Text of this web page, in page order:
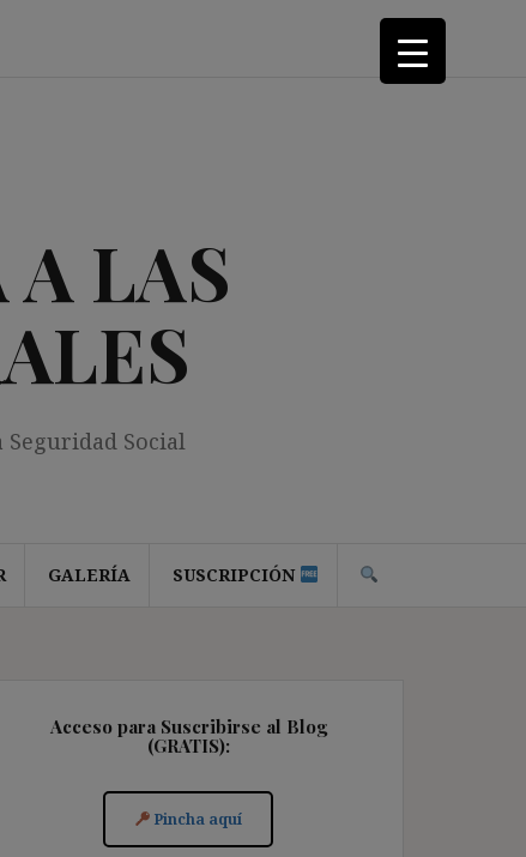
LAS
Social
GALERÍA SUSCRIPCIÓN
Acceso para Suscribirse al Blog
(GRATIS):
Pincha aquí